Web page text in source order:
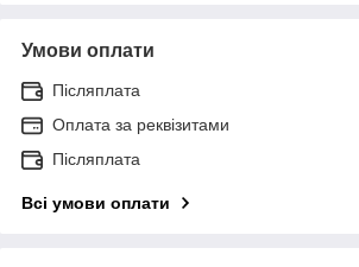
Умови оплати
Післяплата
Оплата за реквізитами
Післяплата
Всі умови оплати